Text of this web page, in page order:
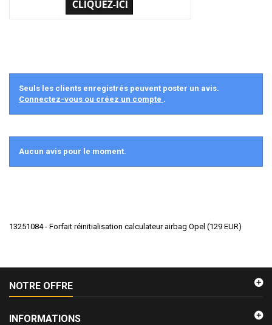
Seuls les clients enregistrés peuvent poster un avis.
Connectez-vous ou créez un compte .
Aucun avis pour le moment.
13251084 - Forfait réinitialisation calculateur airbag Opel (129 EUR)
NOTRE OFFRE
INFORMATIONS